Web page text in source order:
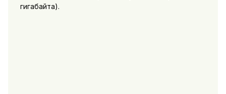
гигабайта).